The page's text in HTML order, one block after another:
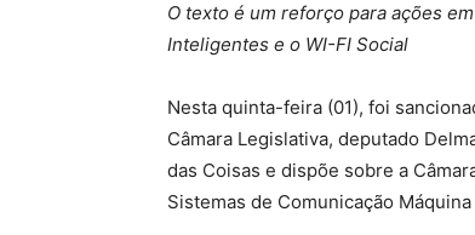
O texto é um reforço para ações
Inteligentes e o WI-FI Social
Nesta quinta-feira (01), foi
Câmara Legislativa, deputado
das Coisas e dispõe sobre a
Sistemas de Comunicação